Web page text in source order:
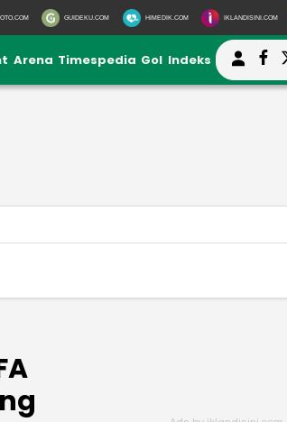
GUIDEKU.COM HIMEDIK.COM IKLANDISINI.COM
Arena Timespedia Gol Indeks